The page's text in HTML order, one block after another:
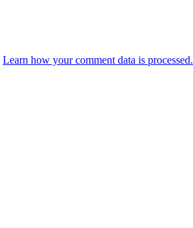
Learn how your comment data is processed.